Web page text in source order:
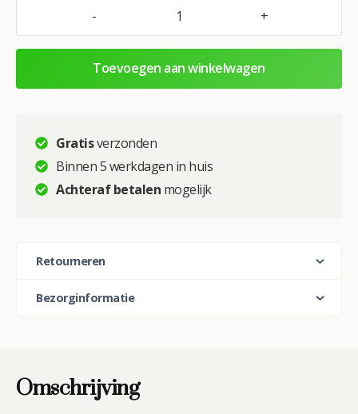
-
–
Vrouw
met
Vlinders
Grasland
+
Toevoegen aan winkelwagen
:
Gratisverzonden
Binnen 5 werkdagen in huis
Achteraf betalen mogelijk
Retourneren
Bezorginformatie
Omschrijving